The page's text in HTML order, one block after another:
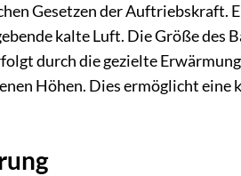
Gesetzen der
kalte Luft. Die Größe des
durch die gezielte
Höhen. Dies ermöglicht